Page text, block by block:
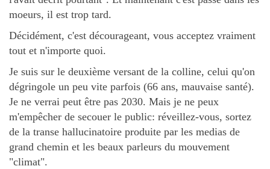
moeurs, il est trop tard.
Décidément, c'est décourageant, vous acceptez vraiment
tout et n'importe quoi.
Je suis sur le deuxième versant de la colline, celui qu'on
dégringole un peu vite parfois (66 ans, mauvaise santé).
Je ne verrai peut être pas 2030. Mais je ne peux
m'empêcher de secouer le public: réveillez-vous, sortez
de la transe hallucinatoire produite par les medias de
grand chemin et les beaux parleurs du mouvement
"climat".